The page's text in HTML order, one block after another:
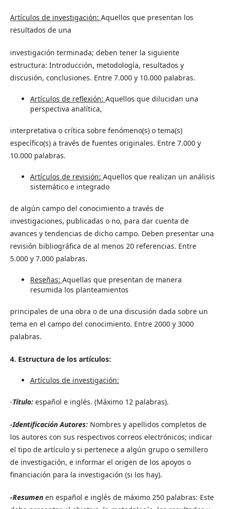
Artículos de investigación: Aquellos que presentan los
resultados de una
investigación terminada; deben tener la siguiente
estructura: Introducción, metodología, resultados y
discusión, conclusiones. Entre 7.000 y 10.000 palabras.
Artículos de reflexión: Aquellos que dilucidan una
perspectiva analítica,
interpretativa o crítica sobre fenómeno(s) o tema(s)
específico(s) a través de fuentes originales. Entre 7.000 y
10.000 palabras.
Artículos de revisión: Aquellos que realizan un análisis
sistemático e integrado
de algún campo del conocimiento a través de
investigaciones, publicadas o no, para dar cuenta de
avances y tendencias de dicho campo. Deben presentar una
revisión bibliográfica de al menos 20 referencias. Entre
5.000 y 7.000 palabras.
Reseñas: Aquellas que presentan de manera
resumida los planteamientos
principales de una obra o de una discusión dada sobre un
tema en el campo del conocimiento. Entre 2000 y 3000
palabras.
4. Estructura de los artículos:
Artículos de investigación:
-Título: español e inglés. (Máximo 12 palabras).
-Identificación Autores: Nombres y apellidos completos de
los autores con sus respectivos correos electrónicos; indicar
el tipo de artículo y si pertenece a algún grupo o semillero
de investigación, e informar el origen de los apoyos o
financiación para la investigación (si los hay).
-Resumen en español e inglés de máximo 250 palabras: Este